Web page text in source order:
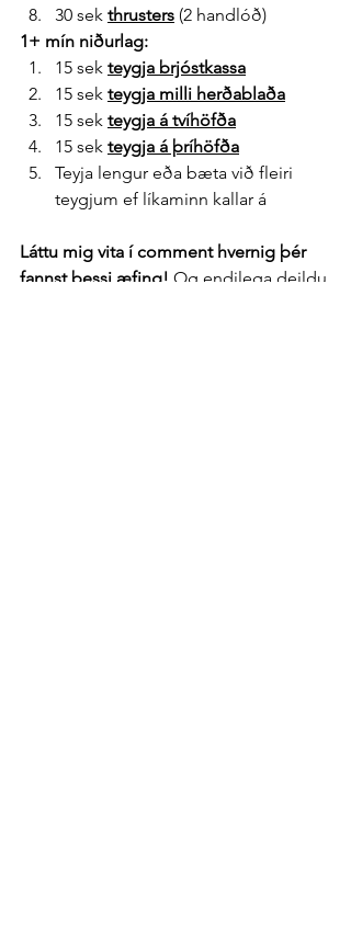
30 sek thrusters (2 handlóð)
1+ mín niðurlag:
15 sek teygja brjóstkassa
15 sek teygja milli herðablaða
15 sek teygja á tvíhöfða
15 sek teygja á þríhöfða
Teyja lengur eða bæta við fleiri
teygjum ef líkaminn kallar á
Láttu mig vita í comment hvernig þér
fannst þessi æfing! Og endilega deildu